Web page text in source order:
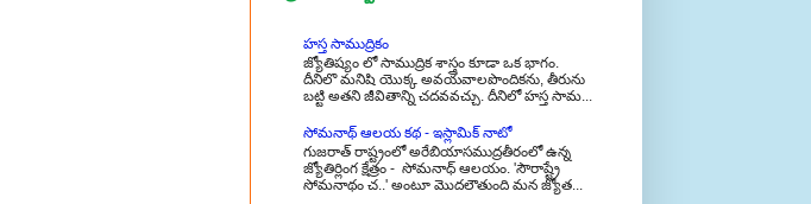
జ్యోతిష్యం లో సాముద్రిక శాస్త్రం కూడా ఒక భాగం.
దీనిలొ మనిషి యొక్క అవయవాలపొందికను, తీరును
బట్టి అతని జీవితాన్ని చదవవచ్చు. దీనిలో హస్త సామ...
సోమనాథ్ ఆలయ కథ - ఇస్లామిక్ నాటో
గుజరాత్ రాష్ట్రంలో అరేబియాసముద్రతీరంలో ఉన్న
జ్యోతిర్లింగ క్షేత్రం - సోమనాధ్ ఆలయం. 'సౌరాష్ట్రే
సోమనాథం చ..' అంటూ మొదలౌతుంది మన జ్యోత...